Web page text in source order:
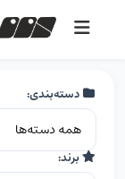
دسته‌بندی:
برند: